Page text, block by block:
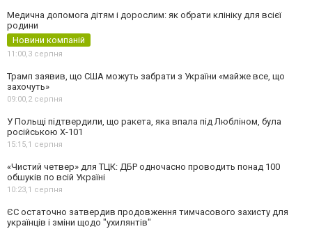
Медична допомога дітям і дорослим: як обрати клініку для всієї
родини
Новини компаній
11:00,3 серпня
Трамп заявив, що США можуть забрати з України «майже все, що
захочуть»
09:00,2 серпня
У Польщі підтвердили, що ракета, яка впала під Любліном, була
російською Х-101
15:15,1 серпня
«Чистий четвер» для ТЦК: ДБР одночасно проводить понад 100
обшуків по всій Україні
10:23,1 серпня
ЄС остаточно затвердив продовження тимчасового захисту для
українців і зміни щодо "ухилянтів"